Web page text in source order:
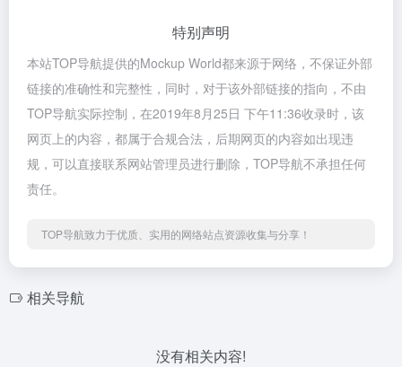
特别声明
本站TOP导航提供的Mockup World都来源于网络，不保证外部
链接的准确性和完整性，同时，对于该外部链接的指向，不由
TOP导航实际控制，在2019年8月25日 下午11:36收录时，该
网页上的内容，都属于合规合法，后期网页的内容如出现违
规，可以直接联系网站管理员进行删除，TOP导航不承担任何
责任。
TOP导航致力于优质、实用的网络站点资源收集与分享！
相关导航
没有相关内容!